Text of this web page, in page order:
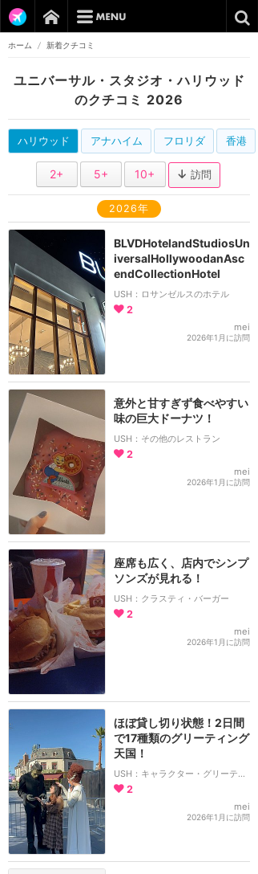
ホーム / 新着クチコミ
ユニバーサル・スタジオ・ハリウッド
のクチコミ 2026
ハリウッド アナハイム フロリダ 香港
2+ 5+ 10+ 訪問
2026年
BLVDHotelandStudiosUn
iversalHollywoodanAsc
endCollectionHotel
USH：ロサンゼルスのホテル
2
mei
2026年1月に訪問
意外と甘すぎず食べやすい
味の巨大ドーナツ！
USH：その他のレストラン
2
mei
2026年1月に訪問
座席も広く、店内でシンプ
ソンズが見れる！
USH：クラスティ・バーガー
2
mei
2026年1月に訪問
ほぼ貸し切り状態！2日間
で17種類のグリーティング
天国！
USH：キャラクター・グリーティング
2
mei
2026年1月に訪問